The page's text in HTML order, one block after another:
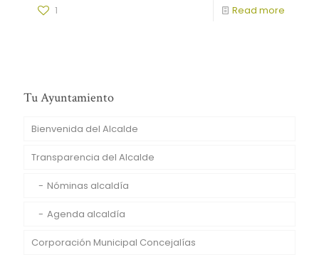
1 Read more
Tu Ayuntamiento
Bienvenida del Alcalde
Transparencia del Alcalde
Nóminas alcaldía
Agenda alcaldía
Corporación Municipal Concejalías